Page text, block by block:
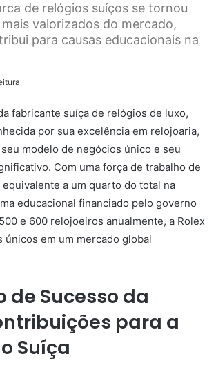
de relógios suíços se tornou
valorizados do mercado,
para causas educacionais na
fabricante suíça de relógios de luxo,
por sua excelência em relojoaria,
modelo de negócios único e seu
Com uma força de trabalho de
a um quarto do total na
educacional financiado pelo governo
e 600 relojoeiros anualmente, a Rolex
únicos em um mercado global
de Sucesso da
para a
Suíça